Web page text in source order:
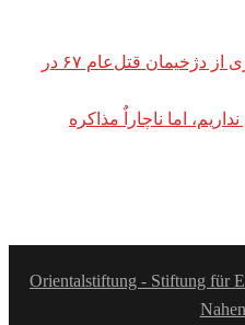
برگزاری دادگاه محاکمه حمید نوری از دژخیمان قتل‌عام ۶۷ در
اما ناچاراٌ مذاکره
Orientalstiftung - Stiftung für